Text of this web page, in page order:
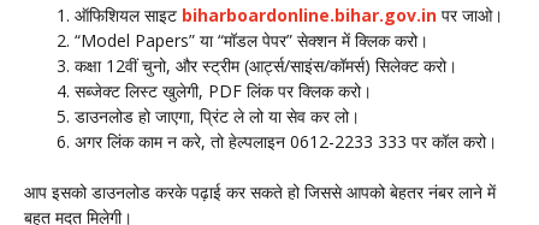
ऑफिशियल साइट biharboardonline.bihar.gov.in पर जाओ।
“Model Papers” या “मॉडल पेपर” सेक्शन में क्लिक करो।
कक्षा 12वीं चुनो, और स्ट्रीम (आर्ट्स/साइंस/कॉमर्स) सिलेक्ट करो।
सब्जेक्ट लिस्ट खुलेगी, PDF लिंक पर क्लिक करो।
डाउनलोड हो जाएगा, प्रिंट ले लो या सेव कर लो।
अगर लिंक काम न करे, तो हेल्पलाइन 0612-2233 333 पर कॉल करो।
आप इसको डाउनलोड करके पढ़ाई कर सकते हो जिससे आपको बेहतर नंबर लाने में
बहुत मदत मिलेगी।